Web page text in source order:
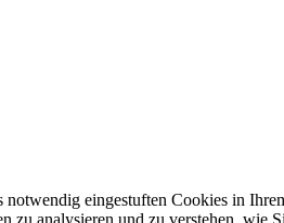
eingestuften Cookies in